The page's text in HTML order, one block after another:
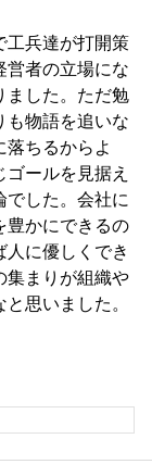
工兵達が打開策
営者の立場にな
ました。ただ勉
も物語を追いな
落ちるからよ
ールを見据え
でした。会社に
豊かにできるの
に優しくでき
集まりが組織や
思いました。